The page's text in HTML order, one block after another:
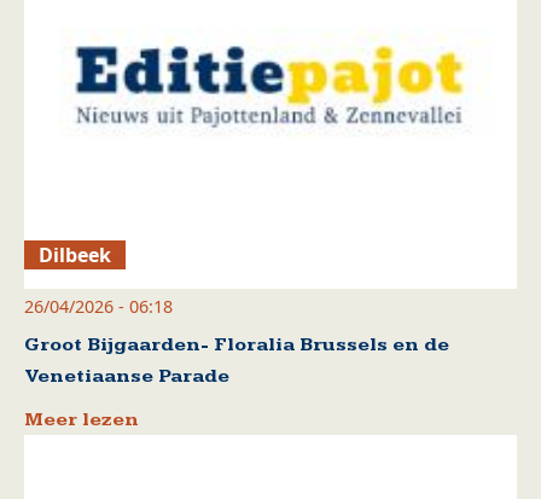
Dilbeek
26/04/2026 - 06:18
Groot Bijgaarden- Floralia Brussels en de
Venetiaanse Parade
Meer lezen